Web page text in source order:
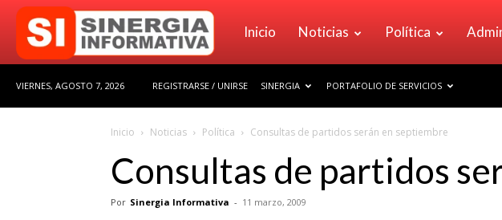
Sinergia
Inicio Noticias Política
VIERNES, AGOSTO 7, 2026 REGISTRARSE / UNIRSE SINERGIA PORTAFOLIO DE SERVICIOS
Inicio Noticias Política Consultas de partidos serán en septiembre
Consultas de partidos
Por Sinergia Informativa - 11 marzo, 2009